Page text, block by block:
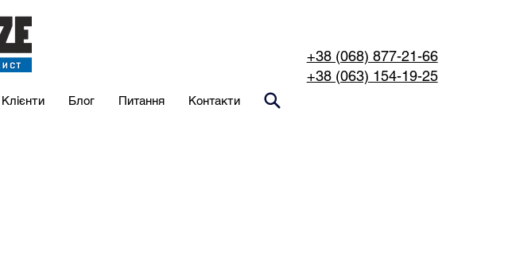
Клієнти Блог Питання Контакти
+38 (068) 877-21-66
+38 (063) 154-19-25